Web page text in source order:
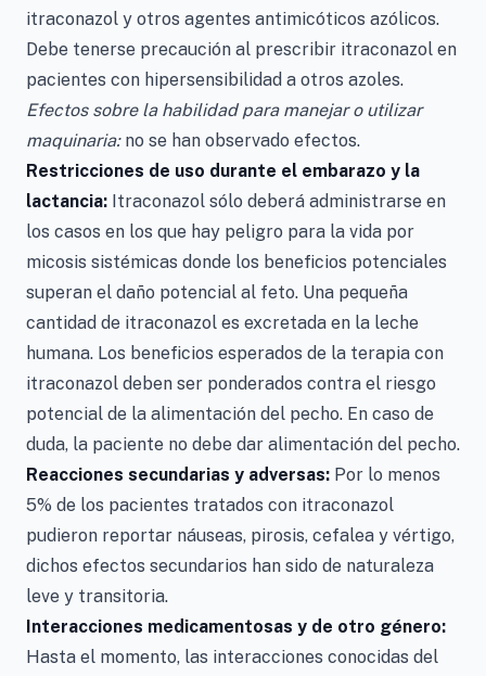
itraconazol y otros agentes antimicóticos azólicos.
Debe tenerse precaución al prescribir itraconazol en
pacientes con hipersensibilidad a otros azoles.
Efectos sobre la habilidad para manejar o utilizar
maquinaria: no se han observado efectos.
Restricciones de uso durante el embarazo y la
lactancia: Itraconazol sólo deberá administrarse en
los casos en los que hay peligro para la vida por
micosis sistémicas donde los beneficios potenciales
superan el daño potencial al feto. Una pequeña
cantidad de itraconazol es excretada en la leche
humana. Los beneficios esperados de la terapia con
itraconazol deben ser ponderados contra el riesgo
potencial de la alimentación del pecho. En caso de
duda, la paciente no debe dar alimentación del pecho.
Reacciones secundarias y adversas: Por lo menos
5% de los pacientes tratados con itraconazol
pudieron reportar náuseas, pirosis, cefalea y vértigo,
dichos efectos secundarios han sido de naturaleza
leve y transitoria.
Interacciones medicamentosas y de otro género:
Hasta el momento, las interacciones conocidas del